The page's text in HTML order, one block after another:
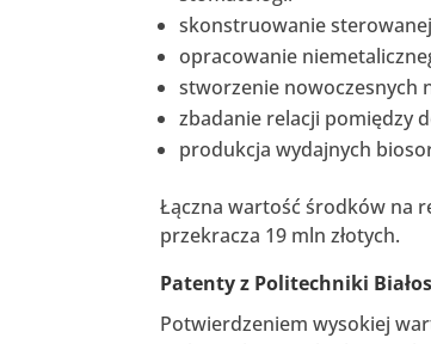
skonstruowanie
opracowanie
stworzenie nowoczesnych
zbadanie relacji pomiędzy
produkcja wydajnych
Łączna wartość środków na
przekracza 19 mln złotych.
Patenty z Politechniki
Potwierdzeniem wysokiej